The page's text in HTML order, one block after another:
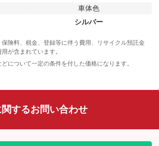
車体色
シルバー
険料、税金、登録等に伴う費用、リサイクル預託金
が含まれています。
について一定の条件を付した価格になります。
するお問い合わせ